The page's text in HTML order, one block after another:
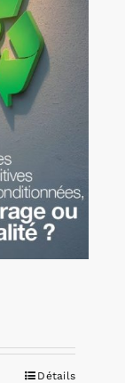
Détails